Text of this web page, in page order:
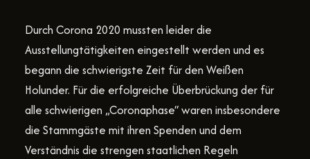
Durch Corona 2020 mussten leider die
Ausstellungtätigkeiten eingestellt werden und es
begann die schwierigste Zeit für den Weißen
Holunder. Für die erfolgreiche Überbrückung der für
alle schwierigen „Coronaphase“ waren insbesondere
die Stammgäste mit ihren Spenden und dem
Verständnis die strengen staatlichen Regeln